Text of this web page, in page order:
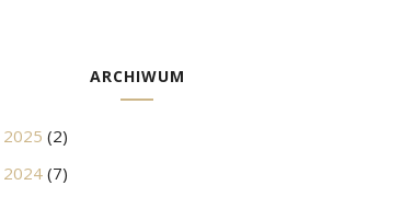
ARCHIWUM
2025 (2)
2024 (7)